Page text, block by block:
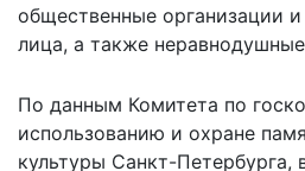
общественные организации
лица, а также
По данным Комитета по
использованию и охране
культуры Санкт-Петербурга,